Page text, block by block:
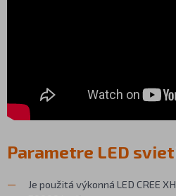
Parametre LED
Je použitá výkonná LED CREE